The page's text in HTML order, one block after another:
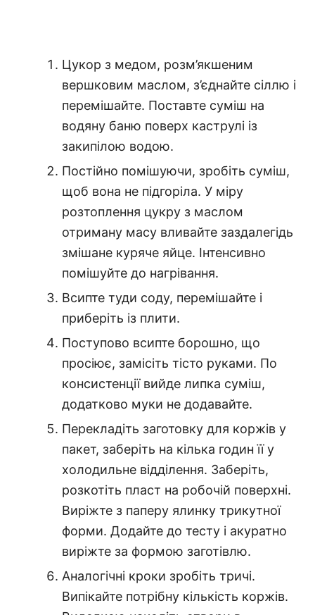
Цукор з медом, розм’якшеним
вершковим маслом, з’єднайте сіллю і
перемішайте. Поставте суміш на
водяну баню поверх каструлі із
закипілою водою.
Постійно помішуючи, зробіть суміш,
щоб вона не підгоріла. У міру
розтоплення цукру з маслом
отриману масу вливайте заздалегідь
змішане куряче яйце. Інтенсивно
помішуйте до нагрівання.
Всипте туди соду, перемішайте і
приберіть із плити.
Поступово всипте борошно, що
просіює, замісіть тісто руками. По
консистенції вийде липка суміш,
додатково муки не додавайте.
Перекладіть заготовку для коржів у
пакет, заберіть на кілька годин її у
холодильне відділення. Заберіть,
розкотіть пласт на робочій поверхні.
Виріжте з паперу ялинку трикутної
форми. Додайте до тесту і акуратно
виріжте за формою заготівлю.
Аналогічні кроки зробіть тричі.
Випікайте потрібну кількість коржів.